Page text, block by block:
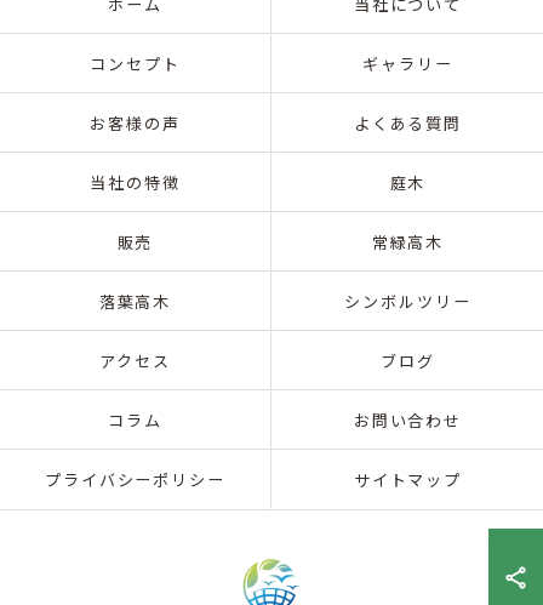
コンセプト ギャラリー
お客様の声 よくある質問
当社の特徴 庭木
販売 常緑高木
落葉高木 シンボルツリー
アクセス ブログ
コラム お問い合わせ
プライバシーポリシー サイトマップ